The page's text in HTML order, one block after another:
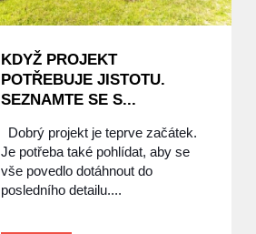
KDYŽ PROJEKT
POTŘEBUJE JISTOTU.
SEZNAMTE SE S...
Dobrý projekt je teprve začátek.
Je potřeba také pohlídat, aby se
vše povedlo dotáhnout do
posledního detailu....